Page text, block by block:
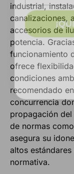
industrial,
canalizaciones,
accesorios de
potencia.
funcionamiento
ofrece
condiciones
recomendado
concurrencia
propagación
de normas
asegura su
altos
normativa.